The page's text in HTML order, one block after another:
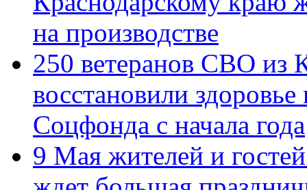
на производстве
250 ветеранов СВО из
восстановили
Соцфонда с начала года
9 Мая жителей и